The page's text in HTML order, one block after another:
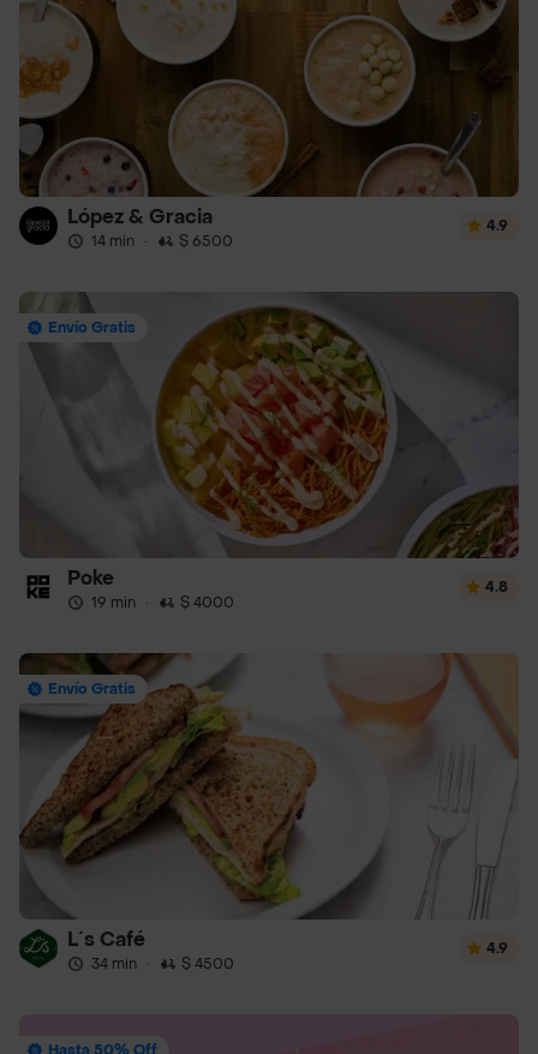
López & Gracia
14 min · $ 6500
4.9
Envío Gratis
Poke
19 min · $ 4000
4.8
Envío Gratis
L´s Café
34 min · $ 4500
4.9